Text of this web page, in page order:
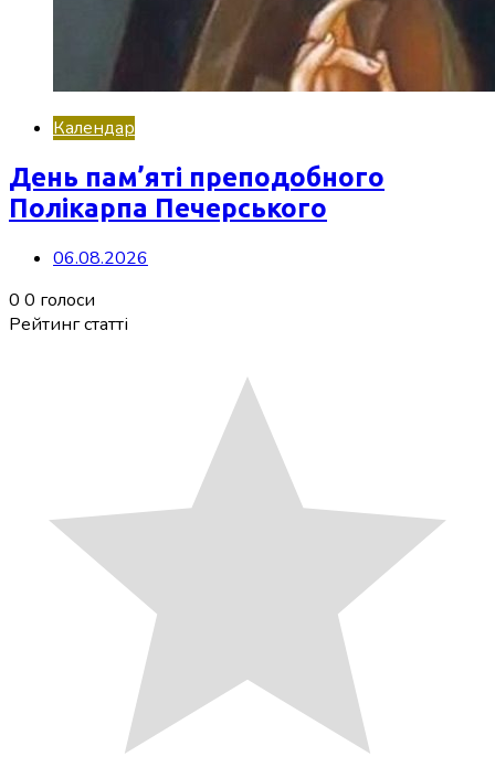
Календар
День пам’яті преподобного
Полікарпа Печерського
06.08.2026
0 0 голоси
Рейтинг статті